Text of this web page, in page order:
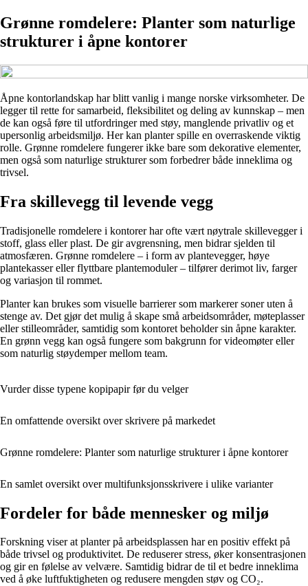
Grønne romdelere: Planter som naturlige
strukturer i åpne kontorer
Åpne kontorlandskap har blitt vanlig i mange norske virksomheter. De
legger til rette for samarbeid, fleksibilitet og deling av kunnskap – men
de kan også føre til utfordringer med støy, manglende privatliv og et
upersonlig arbeidsmiljø. Her kan planter spille en overraskende viktig
rolle. Grønne romdelere fungerer ikke bare som dekorative elementer,
men også som naturlige strukturer som forbedrer både inneklima og
trivsel.
Fra skillevegg til levende vegg
Tradisjonelle romdelere i kontorer har ofte vært nøytrale skillevegger i
stoff, glass eller plast. De gir avgrensning, men bidrar sjelden til
atmosfæren. Grønne romdelere – i form av plantevegger, høye
plantekasser eller flyttbare plantemoduler – tilfører derimot liv, farger
og variasjon til rommet.
Planter kan brukes som visuelle barrierer som markerer soner uten å
stenge av. Det gjør det mulig å skape små arbeidsområder, møteplasser
eller stilleområder, samtidig som kontoret beholder sin åpne karakter.
En grønn vegg kan også fungere som bakgrunn for videomøter eller
som naturlig støydemper mellom team.
Vurder disse typene kopipapir før du velger
En omfattende oversikt over skrivere på markedet
Grønne romdelere: Planter som naturlige strukturer i åpne kontorer
En samlet oversikt over multifunksjonsskrivere i ulike varianter
Fordeler for både mennesker og miljø
Forskning viser at planter på arbeidsplassen har en positiv effekt på
både trivsel og produktivitet. De reduserer stress, øker konsentrasjonen
og gir en følelse av velvære. Samtidig bidrar de til et bedre inneklima
ved å øke luftfuktigheten og redusere mengden støv og CO₂.